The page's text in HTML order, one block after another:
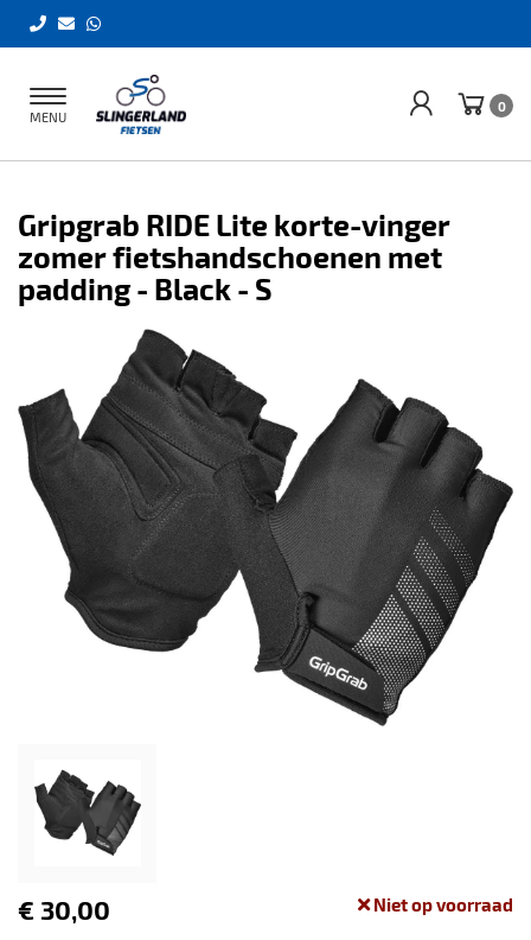
Toggle
navigation
MENU
0
Gripgrab RIDE Lite korte-vinger
zomer fietshandschoenen met
padding - Black - S
€ 30,00 Niet op voorraad